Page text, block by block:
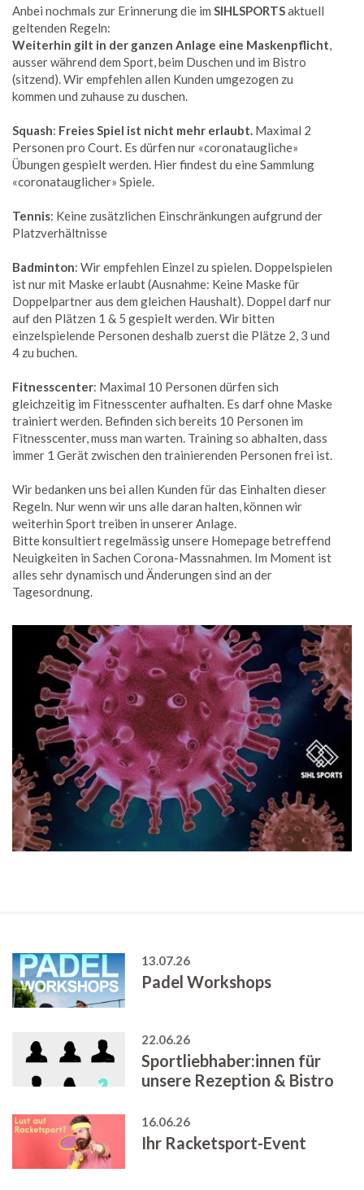
Anbei nochmals zur Erinnerung die im SIHLSPORTSaktuell
geltenden Regeln:
Weiterhin gilt in der ganzen Anlage eine Maskenpflicht,
ausser während dem Sport, beim Duschen und im Bistro
(sitzend). Wir empfehlen allen Kunden umgezogen zu
kommen und zuhause zu duschen.
Squash: Freies Spiel ist nicht mehr erlaubt. Maximal 2
Personen pro Court. Es dürfen nur «coronataugliche»
Übungen gespielt werden. Hier findest du eine Sammlung
«coronatauglicher» Spiele.
Tennis: Keine zusätzlichen Einschränkungen aufgrund der
Platzverhältnisse
Badminton: Wir empfehlen Einzel zu spielen. Doppelspielen
ist nur mit Maske erlaubt (Ausnahme: Keine Maske für
Doppelpartner aus dem gleichen Haushalt). Doppel darf nur
auf den Plätzen 1 & 5 gespielt werden. Wir bitten
einzelspielende Personen deshalb zuerst die Plätze 2, 3 und
4 zu buchen.
Fitnesscenter: Maximal 10 Personen dürfen sich
gleichzeitig im Fitnesscenter aufhalten. Es darf ohne Maske
trainiert werden. Befinden sich bereits 10 Personen im
Fitnesscenter, muss man warten. Training so abhalten, dass
immer 1 Gerät zwischen den trainierenden Personen frei ist.
Wir bedanken uns bei allen Kunden für das Einhalten dieser
Regeln. Nur wenn wir uns alle daran halten, können wir
weiterhin Sport treiben in unserer Anlage.
Bitte konsultiert regelmässig unsere Homepage betreffend
Neuigkeiten in Sachen Corona-Massnahmen. Im Moment ist
alles sehr dynamisch und Änderungen sind an der
Tagesordnung.
13.07.26
Padel Workshops
22.06.26
Sportliebhaber:innen für
unsere Rezeption & Bistro
16.06.26
Ihr Racketsport-Event